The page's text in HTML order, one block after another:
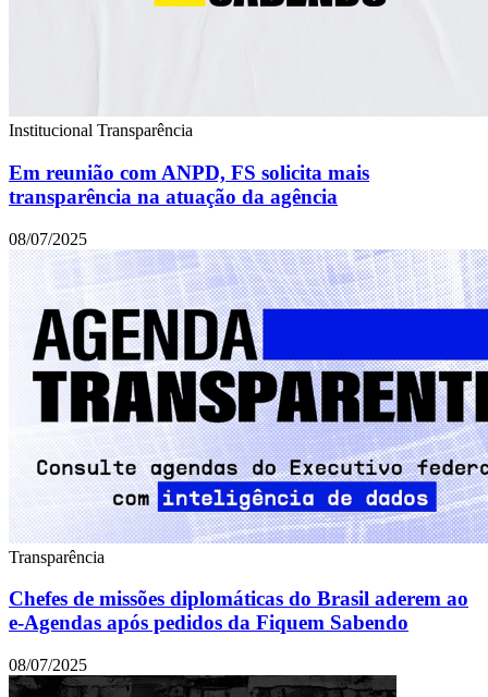
Institucional Transparência
Em reunião com ANPD, FS solicita mais
transparência na atuação da agência
08/07/2025
Transparência
Chefes de missões diplomáticas do Brasil aderem ao
e-Agendas após pedidos da Fiquem Sabendo
08/07/2025